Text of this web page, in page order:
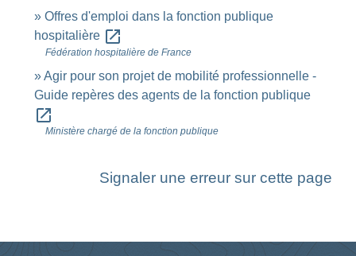
Offres d'emploi dans la fonction publique
hospitalière open_in_new
Fédération hospitalière de France
Agir pour son projet de mobilité professionnelle -
Guide repères des agents de la fonction publique
open_in_new
Ministère chargé de la fonction publique
Signaler une erreur sur cette page